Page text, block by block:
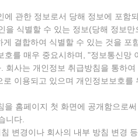
관한 정보로서 당해 정보에 포함
을 식별할 수 있는 정보(당해 정보
결합하여 식별할 수 있는 것을 포
를 매우 중요시하며, "정보통신망
회사는 개인정보 취급방침을 통하
이용되고 있으며 개인정보보호를
홈페이지 첫 화면에 공개함으로써
니다.
변경이나 회사의 내부 방침 변경